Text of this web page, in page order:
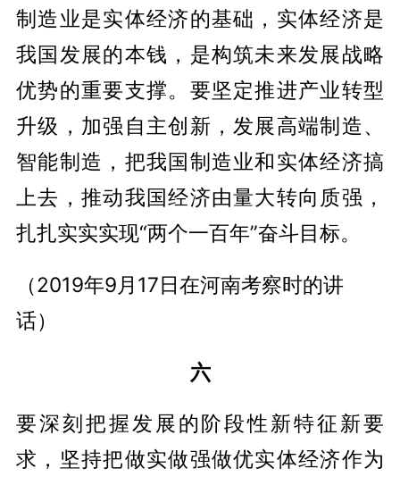
制造业是实体经济的基础，实体经济是
我国发展的本钱，是构筑未来发展战略
优势的重要支撑。要坚定推进产业转型
升级，加强自主创新，发展高端制造、
智能制造，把我国制造业和实体经济搞
上去，推动我国经济由量大转向质强，
扎扎实实实现“两个一百年”奋斗目标。
（2019年9月17日在河南考察时的讲
话）
六
要深刻把握发展的阶段性新特征新要
求，坚持把做实做强做优实体经济作为